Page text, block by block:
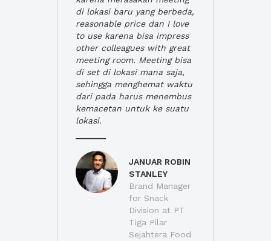
di lokasi baru yang berbeda,
reasonable price dan I love
to use karena bisa impress
other colleagues with great
meeting room. Meeting bisa
di set di lokasi mana saja,
sehingga menghemat waktu
dari pada harus menembus
kemacetan untuk ke suatu
lokasi.
JANUAR ROBIN
STANLEY
Brand Manager
for Snack
Division at PT
Tiga Pilar
Sejahtera Food